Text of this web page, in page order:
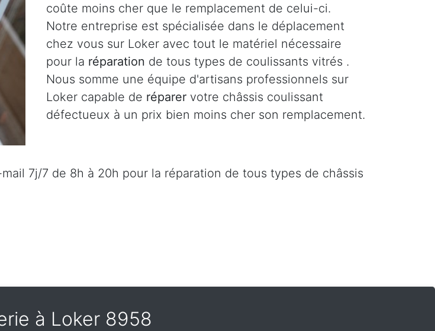
coûte moins cher que le remplacement de celui-ci.
Notre entreprise est spécialisée dans le déplacement
chez vous sur Loker avec tout le matériel nécessaire
pour la réparation de tous types de coulissants vitrés .
Nous somme une équipe d'artisans professionnels sur
Loker capable de réparer votre châssis coulissant
défectueux à un prix bien moins cher son remplacement.
7j/7 de 8h à 20h pour la réparation de tous types de châssis
à Loker 8958